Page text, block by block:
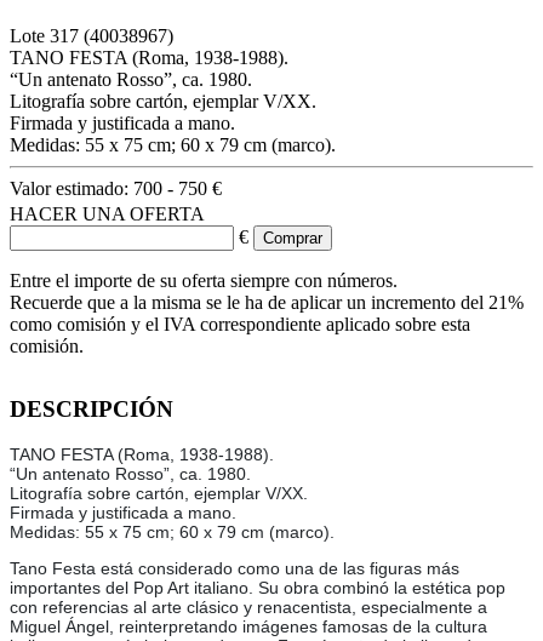
Lote 317 (40038967)
TANO FESTA (Roma, 1938-1988).
“Un antenato Rosso”, ca. 1980.
Litografía sobre cartón, ejemplar V/XX.
Firmada y justificada a mano.
Medidas: 55 x 75 cm; 60 x 79 cm (marco).
Valor estimado: 700 - 750 €
HACER UNA OFERTA
€
Entre el importe de su oferta siempre con números.
Recuerde que a la misma se le ha de aplicar un incremento del 21%
como comisión y el IVA correspondiente aplicado sobre esta
comisión.
DESCRIPCIÓN
TANO FESTA (Roma, 1938-1988).
“Un antenato Rosso”, ca. 1980.
Litografía sobre cartón, ejemplar V/XX.
Firmada y justificada a mano.
Medidas: 55 x 75 cm; 60 x 79 cm (marco).
Tano Festa está considerado como una de las figuras más
importantes del Pop Art italiano. Su obra combinó la estética pop
con referencias al arte clásico y renacentista, especialmente a
Miguel Ángel, reinterpretando imágenes famosas de la cultura